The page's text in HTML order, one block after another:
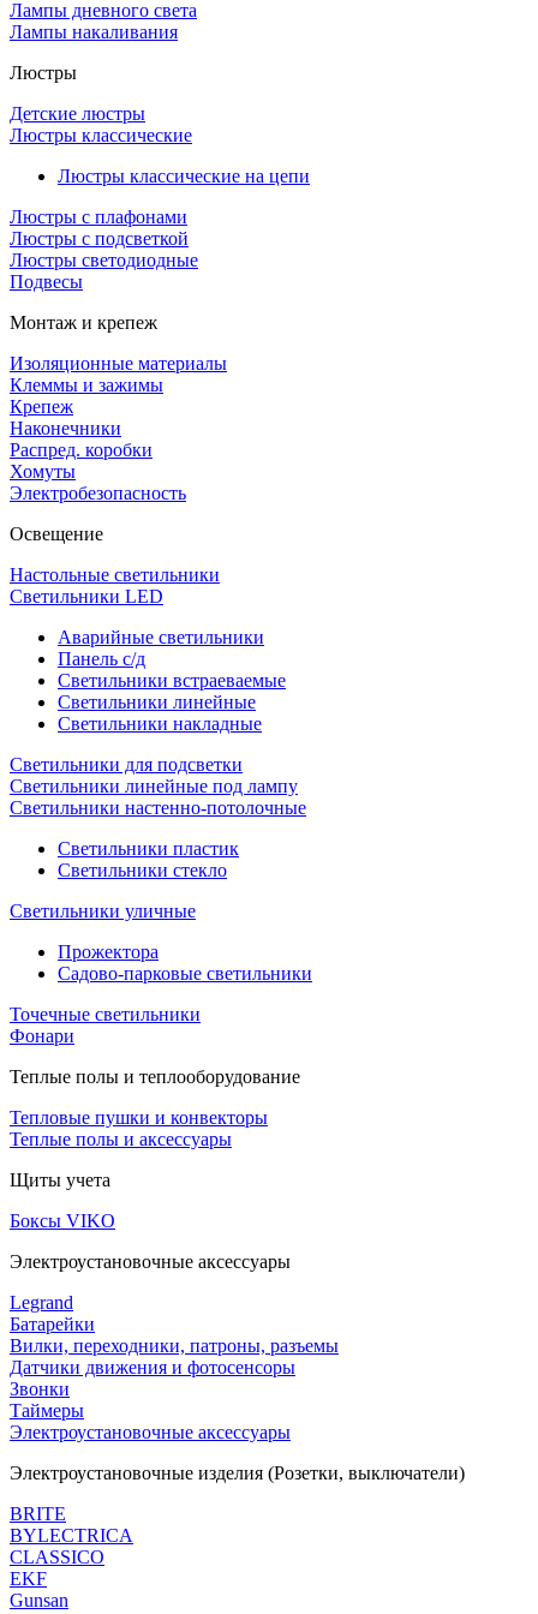
Лампы дневного света
Лампы накаливания
Люстры
Детские люстры
Люстры классические
Люстры классические на цепи
Люстры с плафонами
Люстры с подсветкой
Люстры светодиодные
Подвесы
Монтаж и крепеж
Изоляционные материалы
Клеммы и зажимы
Крепеж
Наконечники
Распред. коробки
Хомуты
Электробезопасность
Освещение
Настольные светильники
Светильники LED
Аварийные светильники
Панель с/д
Светильники встраеваемые
Светильники линейные
Светильники накладные
Светильники для подсветки
Светильники линейные под лампу
Светильники настенно-потолочные
Светильники плаcтик
Светильники стекло
Светильники уличные
Прожектора
Садово-парковые светильники
Точечные светильники
Фонари
Теплые полы и теплооборудование
Тепловые пушки и конвекторы
Теплые полы и аксессуары
Щиты учета
Боксы VIKO
Электроустановочные аксессуары
Legrand
Батарейки
Вилки, переходники, патроны, разъемы
Датчики движения и фотосенсоры
Звонки
Таймеры
Электроустановочные аксессуары
Электроустановочные изделия (Розетки, выключатели)
BRITE
BYLECTRICA
CLASSICO
EKF
Gunsan